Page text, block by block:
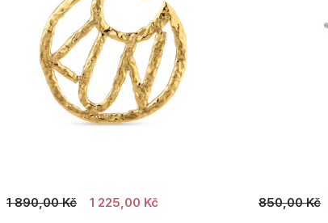
1 890,00 Kč 1 225,00 Kč 850,00 Kč